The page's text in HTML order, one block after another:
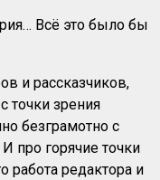
Всё это было бы
и рассказчиков,
точки зрения
безграмотно с
про горячие точки
работа редактора и